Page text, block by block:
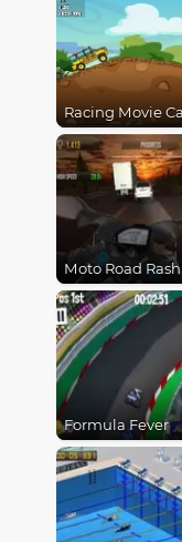
Racing Movie
Formula Fever